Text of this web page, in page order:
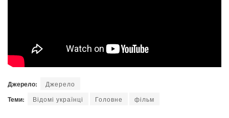
Джерело: Джерело
Теми: Відомі українці Головне фільм